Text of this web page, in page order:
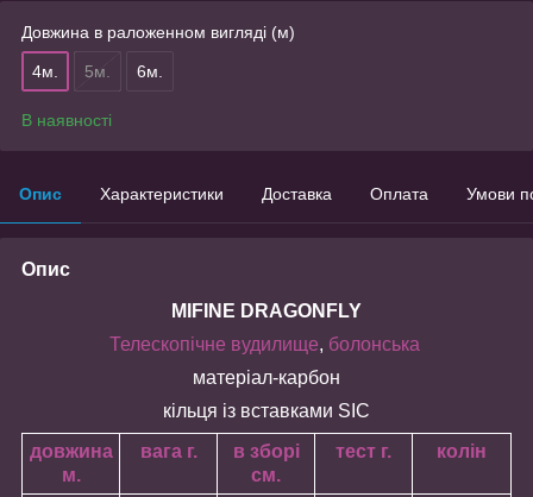
Довжина в раложенном вигляді (м)
4м. 5м. 6м.
В наявності
Опис Характеристики Доставка Оплата Умови
Опис
MIFINE DRAGONFLY
Телескопічне вудилище, болонська
матеріал-карбон
кільця із вставками SIC
довжина
м.
вага г.
в зборі
см.
тест г. колін